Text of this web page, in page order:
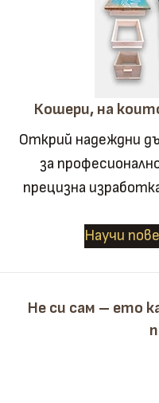
Кошери, на
Открий надеждни
за
прецизна
Научи
Не си сам – ето